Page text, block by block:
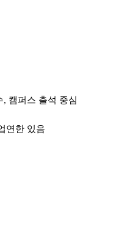
캠퍼스 출석 중심
연한 있음